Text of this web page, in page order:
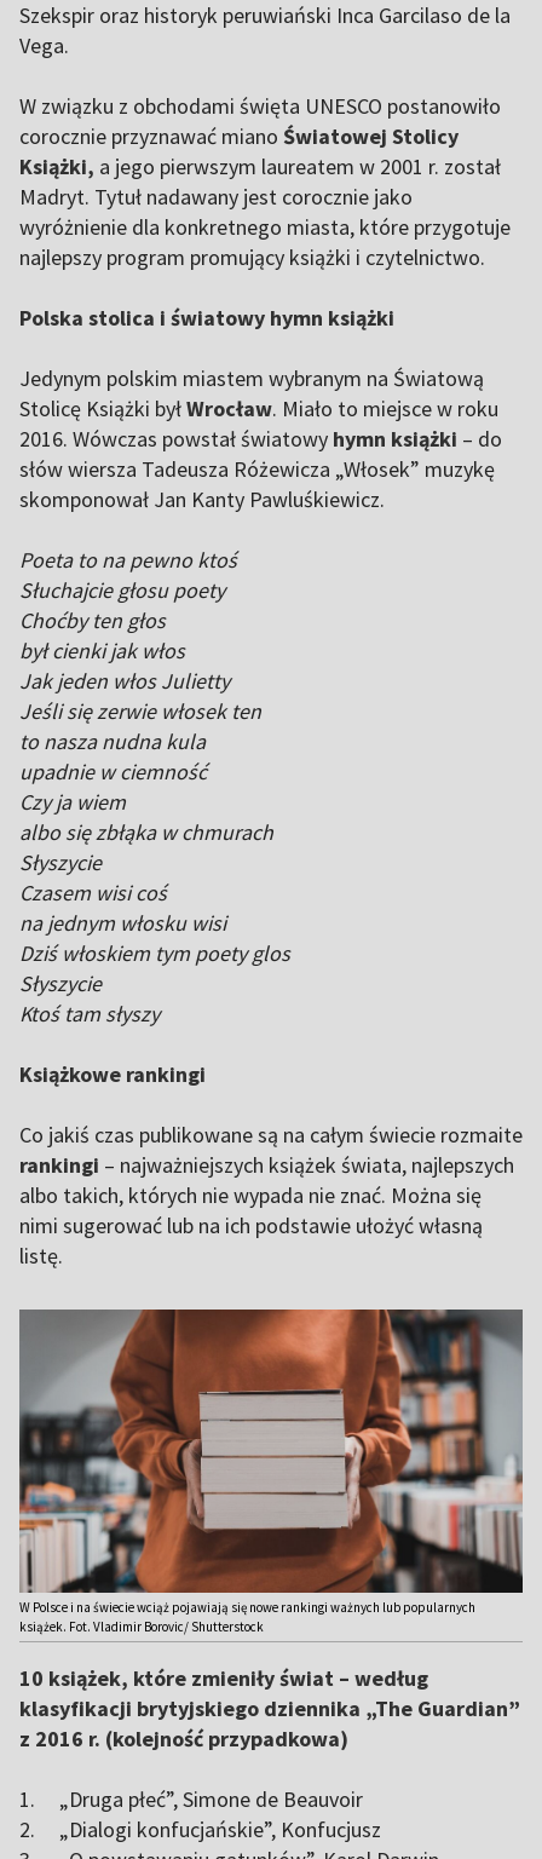
Szekspir oraz historyk peruwiański Inca Garcilaso de la
Vega.
W związku z obchodami święta UNESCO postanowiło
corocznie przyznawać miano Światowej Stolicy
Książki, a jego pierwszym laureatem w 2001 r. został
Madryt. Tytuł nadawany jest corocznie jako
wyróżnienie dla konkretnego miasta, które przygotuje
najlepszy program promujący książki i czytelnictwo.
Polska stolica i światowy hymn książki
Jedynym polskim miastem wybranym na Światową
Stolicę Książki byłWrocław. Miało to miejsce w roku
2016. Wówczas powstał światowy hymn książki – do
słów wiersza Tadeusza Różewicza „Włosek” muzykę
skomponował Jan Kanty Pawluśkiewicz.
Poeta to na pewno ktoś
Słuchajcie głosu poety
Choćby ten głos
był cienki jak włos
Jak jeden włos Julietty
Jeśli się zerwie włosek ten
to nasza nudna kula
upadnie w ciemność
Czy ja wiem
albo się zbłąka w chmurach
Słyszycie
Czasem wisi coś
na jednym włosku wisi
Dziś włoskiem tym poety glos
Słyszycie
Ktoś tam słyszy
Książkowe rankingi
Co jakiś czas publikowane są na całym świecie rozmaite
rankingi – najważniejszych książek świata, najlepszych
albo takich, których nie wypada nie znać. Można się
nimi sugerować lub na ich podstawie ułożyć własną
listę.
W Polsce i na świecie wciąż pojawiają się nowe rankingi ważnych lub popularnych
książek. Fot. Vladimir Borovic/ Shutterstock
10 książek, które zmieniły świat – według
klasyfikacji brytyjskiego dziennika „The Guardian”
z 2016 r. (kolejność przypadkowa)
1. „Druga płeć”, Simone de Beauvoir
2. „Dialogi konfucjańskie”, Konfucjusz